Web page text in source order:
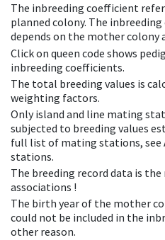
The inbreeding coefficient
planned colony. The
depends on the mother colony
Click on queen code shows
inbreeding coefficients.
The total breeding values is
weighting factors.
Only island and line mating
subjected to breeding values
full list of mating stations,
stations.
The breeding record data is
associations !
The birth year of the mother
could not be included in the
other reason.